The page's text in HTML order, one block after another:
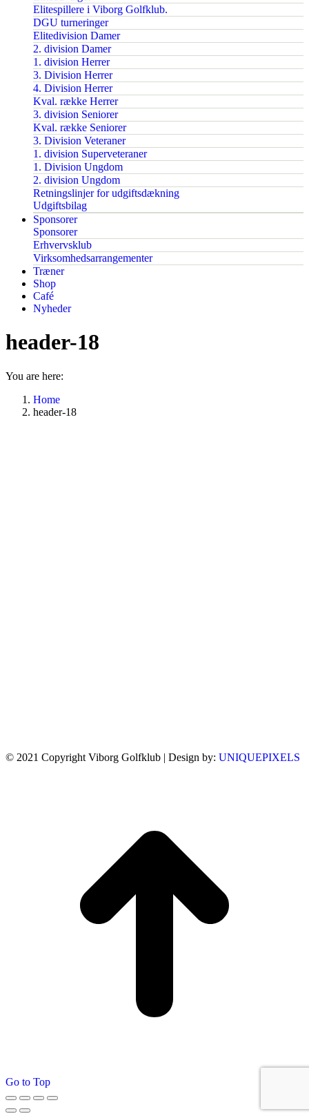
Elitespillere i Viborg Golfklub.
DGU turneringer
Elitedivision Damer
2. division Damer
1. division Herrer
3. Division Herrer
4. Division Herrer
Kval. række Herrer
3. division Seniorer
Kval. række Seniorer
3. Division Veteraner
1. division Superveteraner
1. Division Ungdom
2. division Ungdom
Retningslinjer for udgiftsdækning
Udgiftsbilag
Sponsorer
Sponsorer
Erhvervsklub
Virksomhedsarrangementer
Træner
Shop
Café
Nyheder
header-18
You are here:
Home
header-18
© 2021 Copyright Viborg Golfklub | Design by: UNIQUEPIXELS
Go to Top